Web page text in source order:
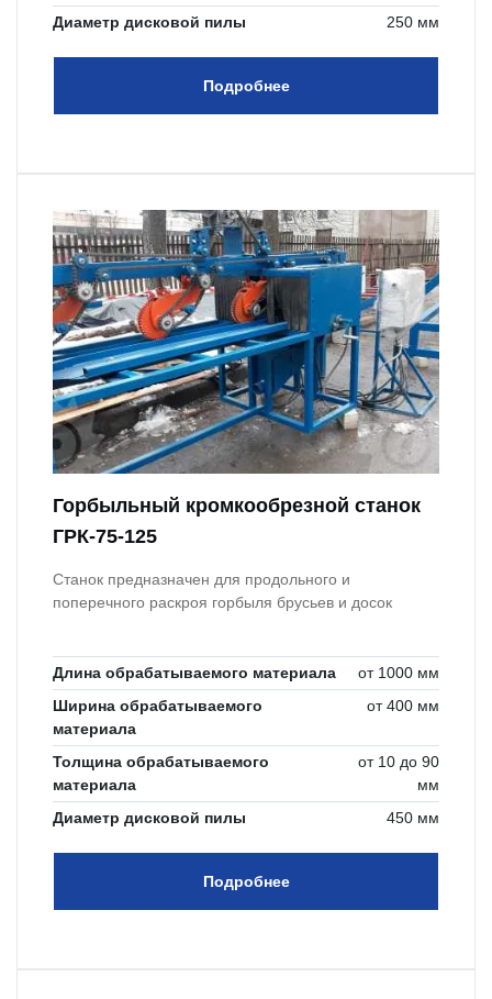
Диаметр дисковой пилы
250 мм
Подробнее
Горбыльный кромкообрезной станок
ГРК-75-125
Станок предназначен для продольного и
поперечного раскроя горбыля брусьев и досок
Длина обрабатываемого материала
от 1000 мм
Ширина обрабатываемого
материала
от 400 мм
Толщина обрабатываемого
материала
от 10 до 90
мм
Диаметр дисковой пилы
450 мм
Подробнее